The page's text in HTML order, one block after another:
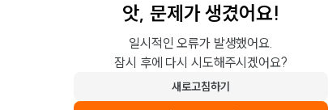
앗, 문제가 생겼어요!
일시적인 오류가 발생했어요.
잠시 후에 다시 시도해주시겠어요?
새로고침하기